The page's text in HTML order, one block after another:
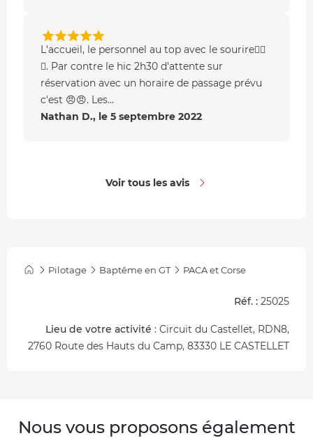
L'accueil, le personnel au top avec le sourire👍🏻
😁. Par contre le hic 2h30 d'attente sur
réservation avec un horaire de passage prévu
c'est 😠😠. Les...
Nathan D., le 5 septembre 2022
Voir tous les avis
Pilotage Baptême en GT PACA et Corse
Réf. : 25025
Lieu de votre activité : Circuit du Castellet, RDN8,
2760 Route des Hauts du Camp, 83330 LE CASTELLET
Nous vous proposons également